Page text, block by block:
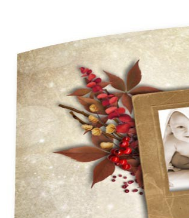
Mot de passe oublié ?